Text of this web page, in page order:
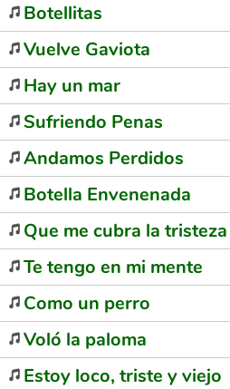
Botellitas
Vuelve Gaviota
Hay un mar
Sufriendo Penas
Andamos Perdidos
Botella Envenenada
Que me cubra la tristeza
Te tengo en mi mente
Como un perro
Voló la paloma
Estoy loco, triste y viejo